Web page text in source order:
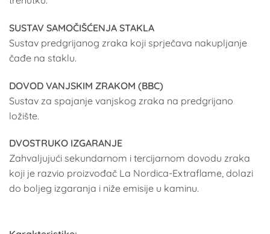
SUSTAV SAMOČIŠĆENJA STAKLA
Sustav predgrijanog zraka koji sprječava nakupljanje
čađe na staklu.
DOVOD VANJSKIM ZRAKOM (BBC)
Sustav za spajanje vanjskog zraka na predgrijano
ložište.
DVOSTRUKO IZGARANJE
Zahvaljujući sekundarnom i tercijarnom dovodu zraka
koji je razvio proizvođač La Nordica-Extraflame, dolazi
do boljeg izgaranja i niže emisije u kaminu.